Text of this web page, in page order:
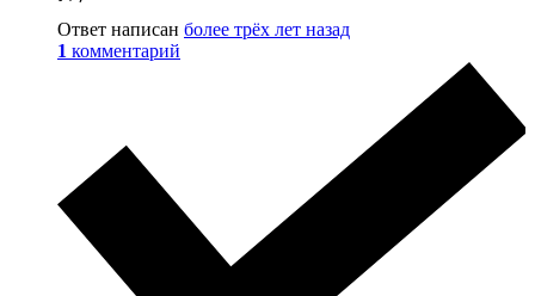
Ответ написан более трёх лет назад
1 комментарий